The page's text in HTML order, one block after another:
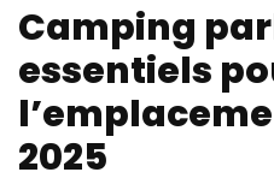
Camping
essentiels
2025